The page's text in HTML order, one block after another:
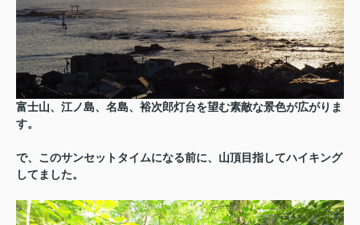
富士山、江ノ島、名島、裕次郎灯台を望む素敵な景色が広がりま
す。
で、このサンセットタイムになる前に、山頂目指してハイキング
してました。